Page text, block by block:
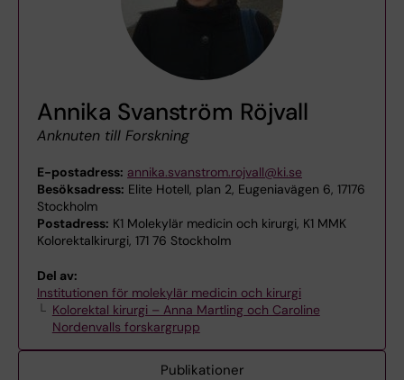
Annika Svanström Röjvall
Anknuten till Forskning
E-postadress: annika.svanstrom.rojvall@ki.se
Besöksadress: Elite Hotell, plan 2, Eugeniavägen 6, 17176
Stockholm
Postadress: K1 Molekylär medicin och kirurgi, K1 MMK
Kolorektalkirurgi, 171 76 Stockholm
Del av:
Institutionen för molekylär medicin och kirurgi
Kolorektal kirurgi – Anna Martling och Caroline
Nordenvalls forskargrupp
Publikationer